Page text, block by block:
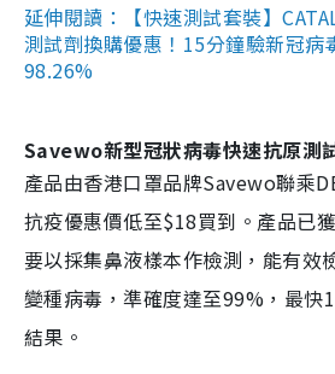
延伸閱讀：【快速測試套裝】
測試劑換購優惠！15分鐘驗新冠病
98.26%
Savewo新型冠狀病毒快速抗原測
產品由香港口罩品牌Savewo聯乘
抗疫優惠價低至$18買到。產品已
要以採集鼻液樣本作檢測，能有
變種病毒，準確度達至99%，最快
結果。